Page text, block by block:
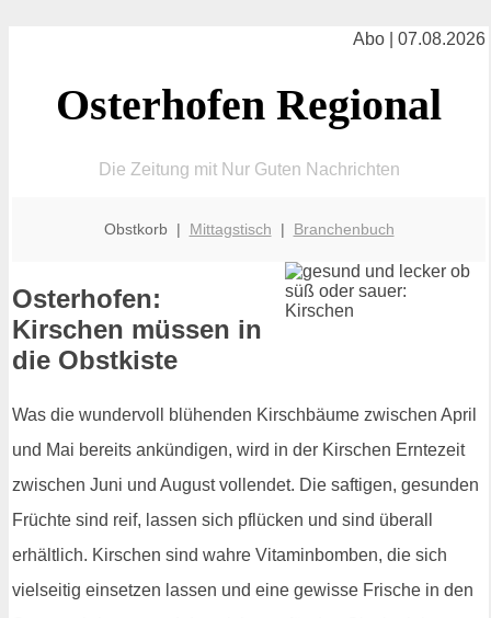
Abo | 07.08.2026
Osterhofen Regional
Die Zeitung mit Nur Guten Nachrichten
Obstkorb | Mittagstisch | Branchenbuch
Osterhofen:
Kirschen müssen in
die Obstkiste
Was die wundervoll blühenden Kirschbäume zwischen April
und Mai bereits ankündigen, wird in der Kirschen Erntezeit
zwischen Juni und August vollendet. Die saftigen, gesunden
Früchte sind reif, lassen sich pflücken und sind überall
erhältlich. Kirschen sind wahre Vitaminbomben, die sich
vielseitig einsetzen lassen und eine gewisse Frische in den